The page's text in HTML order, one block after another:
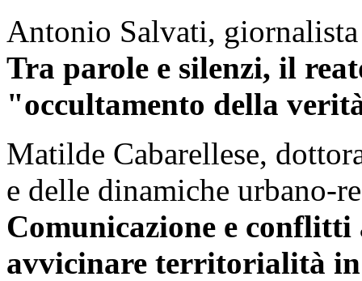
Antonio Salvati, giornalista
Tra parole e silenzi, il
"occultamento della
Matilde Cabarellese,
e delle dinamiche urbano-
Comunicazione e
avvicinare territorialità in